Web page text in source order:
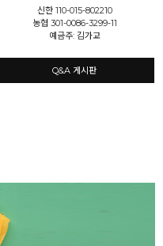
신한 110-015-802210
농협 301-0086-3299-11
예금주: 김가교
Q&A 게시판